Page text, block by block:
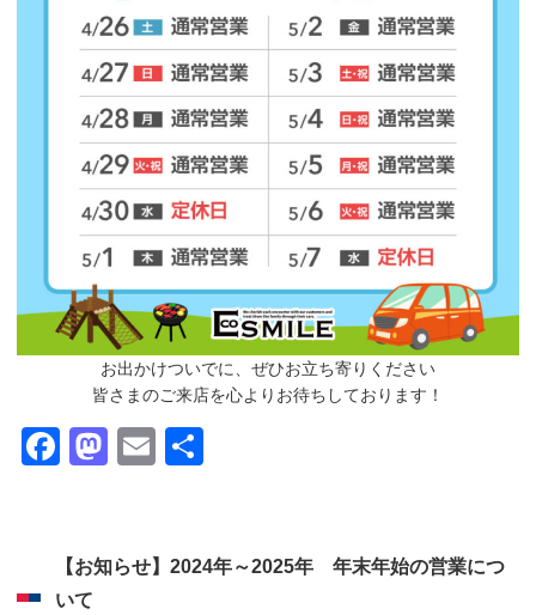
お出かけついでに、ぜひお立ち寄りください
皆さまのご来店を心よりお待ちしております！
Facebook
Mastodon
Email
【お知らせ】2024年～2025年 年末年始の営業につ
いて